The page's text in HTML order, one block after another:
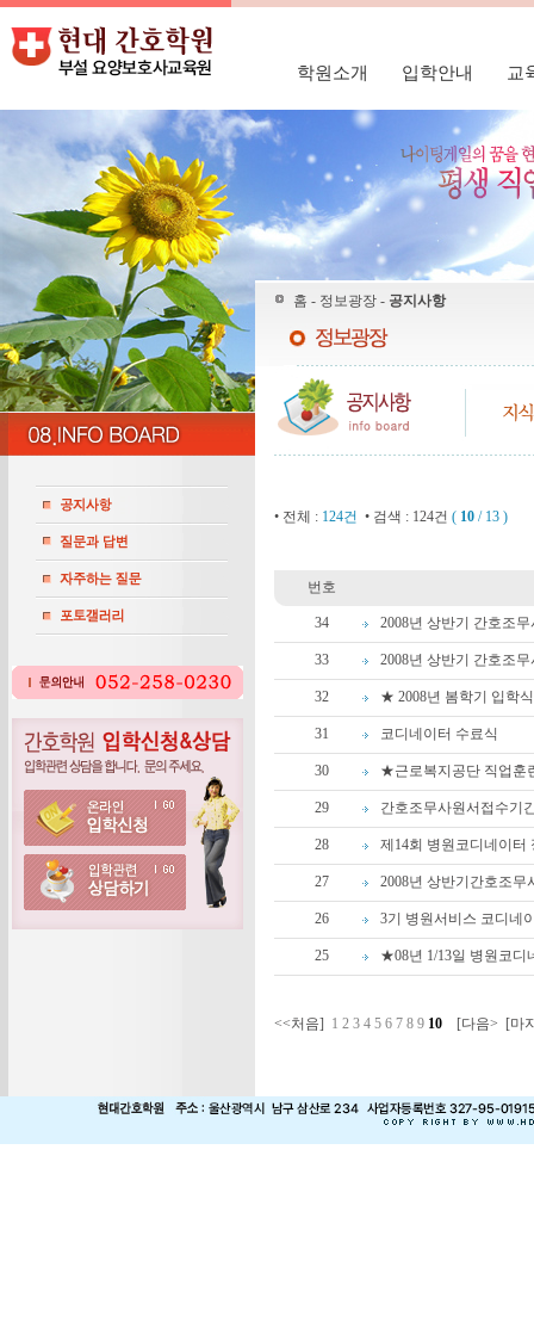
학원소개 입학안내 교
홈 - 정보광장 - 공지사항
• 전체 : 124건 • 검색 : 124건 ( 10 / 13 )
번호
34 2008년 상반기 간호조
33 2008년 상반기 간호조
32 ★ 2008년 봄학기 입학
31 코디네이터 수료식
30 ★근로복지공단 직업훈
29 간호조무사원서접수기
28 제14회 병원코디네이터
27 2008년 상반기간호조
26 3기 병원서비스 코디네
25 ★08년 1/13일 병원코
<<처음] 1 2 3 4 5 6 7 8 9 10 [다음> [마